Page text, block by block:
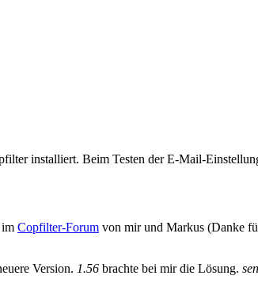
installiert. Beim Testen der E-Mail-
im Copfilter-Forum von mir und Markus (Danke
Version. 1.56 brachte bei mir die Lösung.